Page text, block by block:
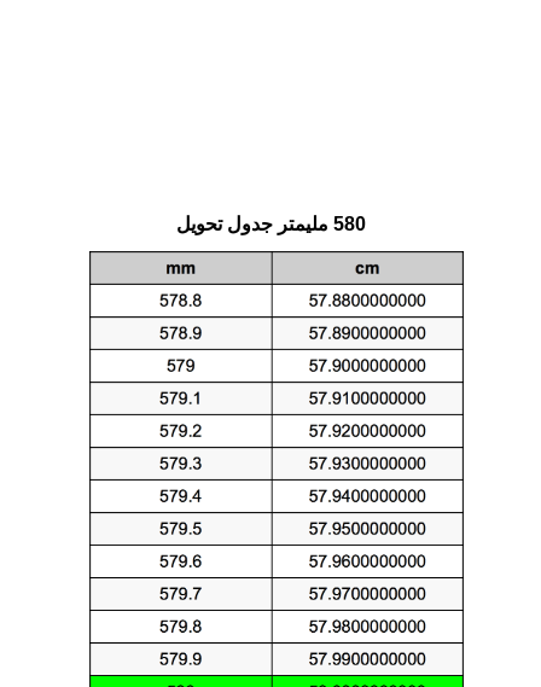
580 مليمتر جدول تحويل